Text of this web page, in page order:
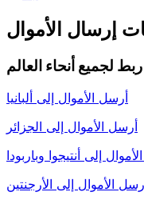
إرسال الأموال
ربط لجميع أنحاء العالم
أرسل الأموال إلى ألبانيا
أرسل الأموال إلى الجزائر
إلى أنتيجوا وباربودا
الأموال إلى الأرجنتين